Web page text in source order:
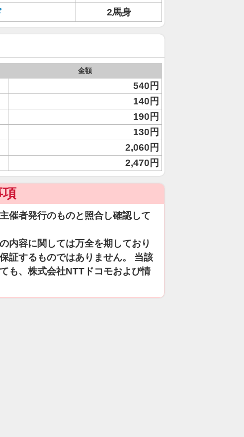
2馬身
金額
540円
140円
190円
130円
2,060円
2,470円
項
催者発行のものと照合し確認して
内容に関しては万全を期しており
証するものではありません。 当該
も、株式会社NTTドコモおよび情